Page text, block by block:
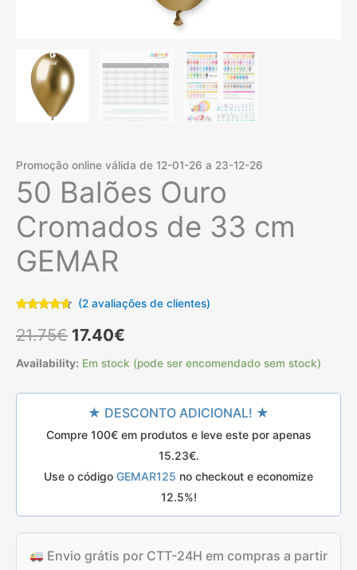
Promoção online válida de 12-01-26 a 23-12-26
50 Balões Ouro
Cromados de 33 cm
GEMAR
com 4.50
em 5 com
classificações
(2avaliações de clientes)
21.75€ O
preço
original
era:
17.40€
preço
atual
é:
17.40€.
Availability: Em stock (pode ser encomendado sem stock)
★ DESCONTO ADICIONAL! ★
Compre 100€ em produtos e leve este por apenas
15.23€.
Use o código GEMAR125 no checkout e economize
12.5%!
Envio grátis por CTT-24H em compras a partir